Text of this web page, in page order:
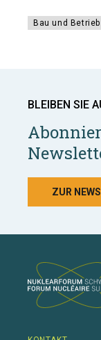
Bau und Betrieb
BLEIBEN SIE
ZUR